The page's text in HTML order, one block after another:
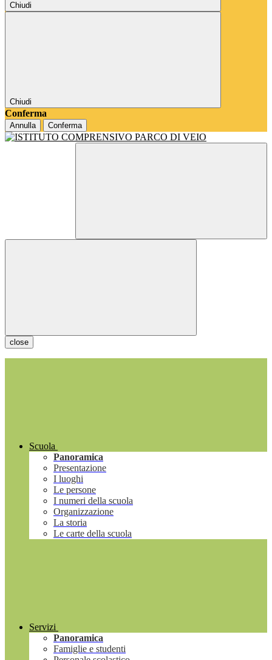
Chiudi
Chiudi
Conferma
Annulla Conferma
close
Scuola
Panoramica
Presentazione
I luoghi
Le persone
I numeri della scuola
Organizzazione
La storia
Le carte della scuola
Servizi
Panoramica
Famiglie e studenti